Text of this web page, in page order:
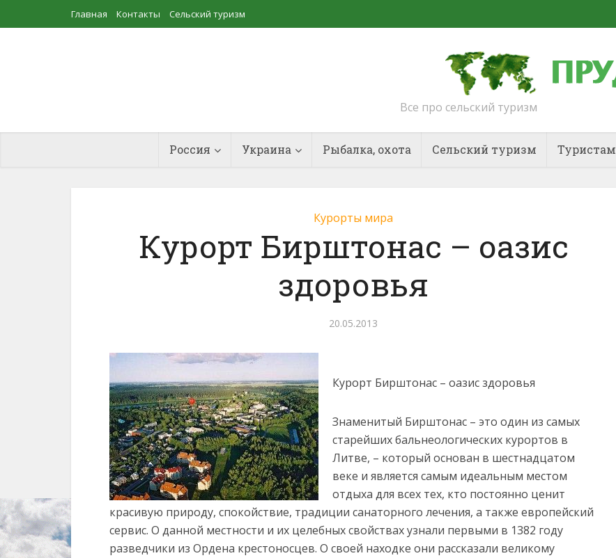
Главная Контакты Сельский туризм
Все про сельский туризм
Россия Украина Рыбалка, охота Сельский туризм Туристам
Курорты мира
Курорт Бирштонас – оазис
здоровья
20.05.2013
Курорт Бирштонас – оазис здоровья
Знаменитый Бирштонас – это один из самых
старейших бальнеологических курортов в
Литве, – который основан в шестнадцатом
веке и является самым идеальным местом
отдыха для всех тех, кто постоянно ценит
красивую природу, спокойствие, традиции санаторного лечения, а также европейский
сервис. О данной местности и их целебных свойствах узнали первыми в 1382 году
разведчики из Ордена крестоносцев. О своей находке они рассказали великому